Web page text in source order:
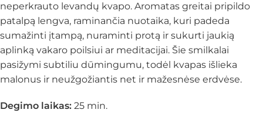
neperkrauto levandų kvapo. Aromatas greitai pripildo
patalpą lengva, raminančia nuotaika, kuri padeda
sumažinti įtampą, nuraminti protą ir sukurti jaukią
aplinką vakaro poilsiui ar meditacijai. Šie smilkalai
pasižymi subtiliu dūmingumu, todėl kvapas išlieka
malonus ir neužgožiantis net ir mažesnėse erdvėse.
Degimo laikas: 25 min.